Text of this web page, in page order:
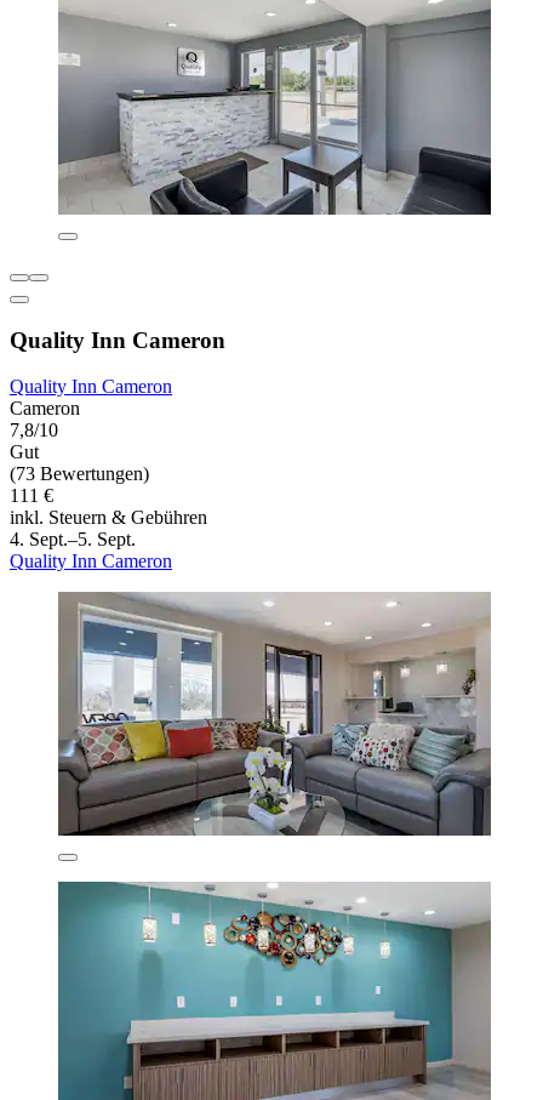
Quality Inn Cameron
Quality Inn Cameron
Cameron
7,8/10
Gut
(73 Bewertungen)
111 €
inkl. Steuern & Gebühren
4. Sept.–5. Sept.
Quality Inn Cameron